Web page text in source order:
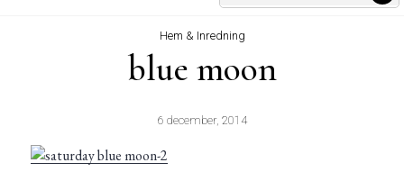
for:
Hem & Inredning
blue moon
6 december, 2014